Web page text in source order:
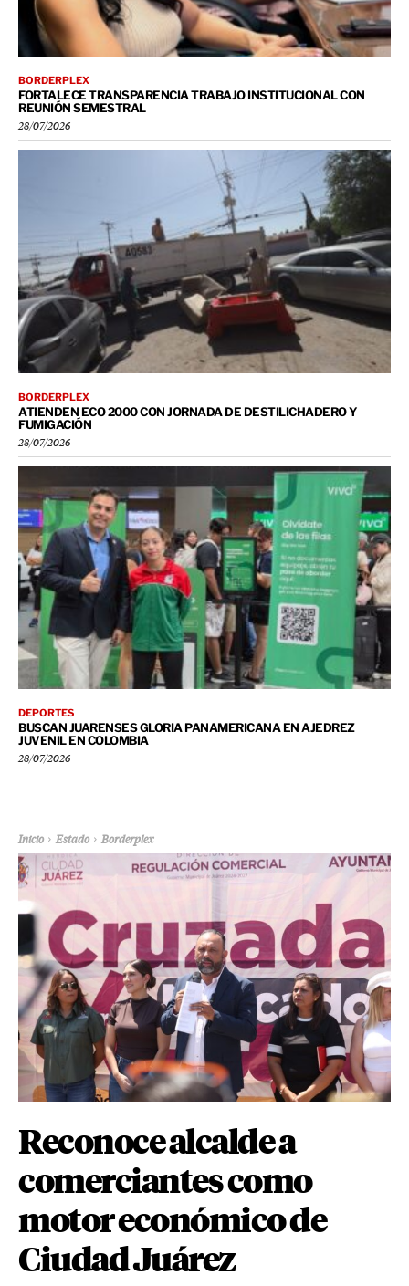
BORDERPLEX
FORTALECE TRANSPARENCIA TRABAJO INSTITUCIONAL CON
REUNIÓN SEMESTRAL
28/07/2026
BORDERPLEX
ATIENDEN ECO 2000 CON JORNADA DE DESTILICHADERO Y
FUMIGACIÓN
28/07/2026
DEPORTES
BUSCAN JUARENSES GLORIA PANAMERICANA EN AJEDREZ
JUVENIL EN COLOMBIA
28/07/2026